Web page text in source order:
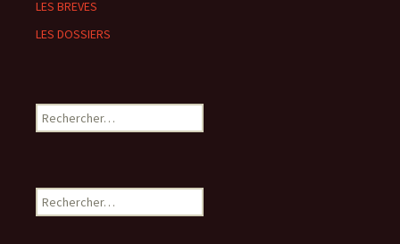
LES BREVES
LES DOSSIERS
Rechercher :
Rechercher :